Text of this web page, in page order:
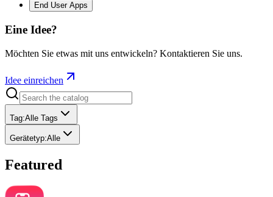
End User Apps
Eine Idee?
Möchten Sie etwas mit uns entwickeln? Kontaktieren Sie uns.
Idee einreichen
Tag:Alle Tags
Gerätetyp:Alle
Featured